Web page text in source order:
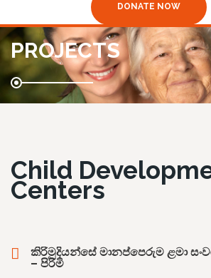
DONATE NOW
PROJECTS
Child
Centers
කිරිමුදියන්සේ මානප්පෙරුම ළමා
– පිරිමි